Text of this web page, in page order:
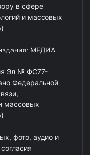
в сфере
и массовых
МЕДИА
Эл № ФС77-
Федеральной
массовых
фото, аудио и